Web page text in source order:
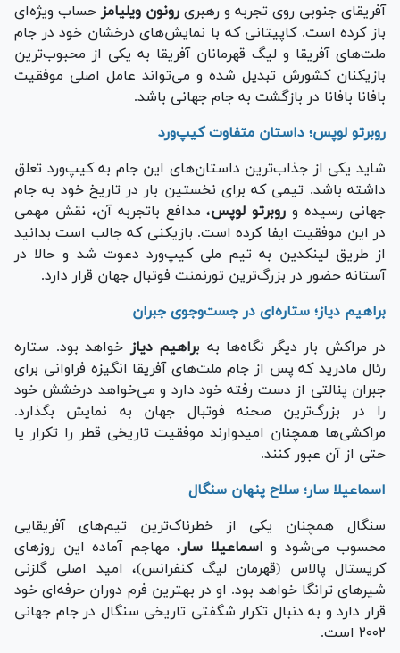
آفریقای جنوبی روی تجربه و رهبری رونون ویلیامز حساب ویژه‌ای
باز کرده است. کاپیتانی که با نمایش‌های درخشان خود در جام
ملت‌های آفریقا و لیگ قهرمانان آفریقا به یکی از محبوب‌ترین
بازیکنان کشورش تبدیل شده و می‌تواند عامل اصلی موفقیت
بافانا بافانا در بازگشت به جام جهانی باشد.
روبرتو لوپس؛ داستان متفاوت کیپ‌ورد
شاید یکی از جذاب‌ترین داستان‌های این جام به کیپ‌ورد تعلق
داشته باشد. تیمی که برای نخستین بار در تاریخ خود به جام
جهانی رسیده و روبرتو لوپس، مدافع باتجربه آن، نقش مهمی
در این موفقیت ایفا کرده است. بازیکنی که جالب است بدانید
از طریق لینکدین به تیم ملی کیپ‌ورد دعوت شد و حالا در
آستانه حضور در بزرگ‌ترین تورنمنت فوتبال جهان قرار دارد.
براهیم دیاز؛ ستاره‌ای در جست‌وجوی جبران
در مراکش بار دیگر نگاه‌ها به براهیم دیاز خواهد بود. ستاره
رئال مادرید که پس از جام ملت‌های آفریقا انگیزه فراوانی برای
جبران پنالتی از دست رفته خود دارد و می‌خواهد درخشش خود
را در بزرگ‌ترین صحنه فوتبال جهان به نمایش بگذارد.
مراکشی‌ها همچنان امیدوارند موفقیت تاریخی قطر را تکرار یا
حتی از آن عبور کنند.
اسماعیلا سار؛ سلاح پنهان سنگال
سنگال همچنان یکی از خطرناک‌ترین تیم‌های آفریقایی
محسوب می‌شود و اسماعیلا سار، مهاجم آماده این روز‌های
کریستال پالاس (قهرمان لیگ کنفرانس)، امید اصلی گلزنی
شیر‌های ترانگا خواهد بود. او در بهترین فرم دوران حرفه‌ای خود
قرار دارد و به دنبال تکرار شگفتی تاریخی سنگال در جام جهانی
۲۰۰۲ است.